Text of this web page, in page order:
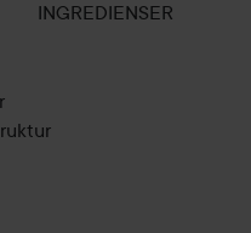
INGREDIENSER